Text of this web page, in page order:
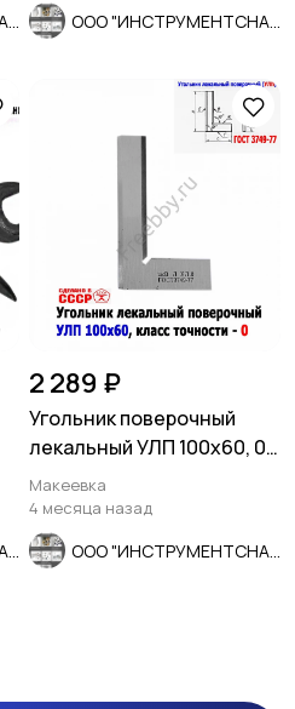
2 289 ₽
Угольник поверочный
лекальный УЛП 100х60, 0
кл точн, угол 90 гр, СССР.
Макеевка
4 месяца назад